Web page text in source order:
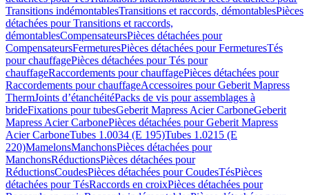
Transitions indémontablesTransitions et raccords, démontablesPièces
détachées pour Transitions et raccords,
démontablesCompensateursPièces détachées pour
CompensateursFermeturesPièces détachées pour FermeturesTés
pour chauffagePièces détachées pour Tés pour
chauffageRaccordements pour chauffagePièces détachées pour
Raccordements pour chauffageAccessoires pour Geberit Mapress
ThermJoints d’étanchéitéPacks de vis pour assemblages à
brideFixations pour tubesGeberit Mapress Acier CarboneGeberit
Mapress Acier CarbonePièces détachées pour Geberit Mapress
Acier CarboneTubes 1.0034 (E 195)Tubes 1.0215 (E
220)MamelonsManchonsPièces détachées pour
ManchonsRéductionsPièces détachées pour
RéductionsCoudesPièces détachées pour CoudesTésPièces
détachées pour TésRaccords en croixPièces détachées pour